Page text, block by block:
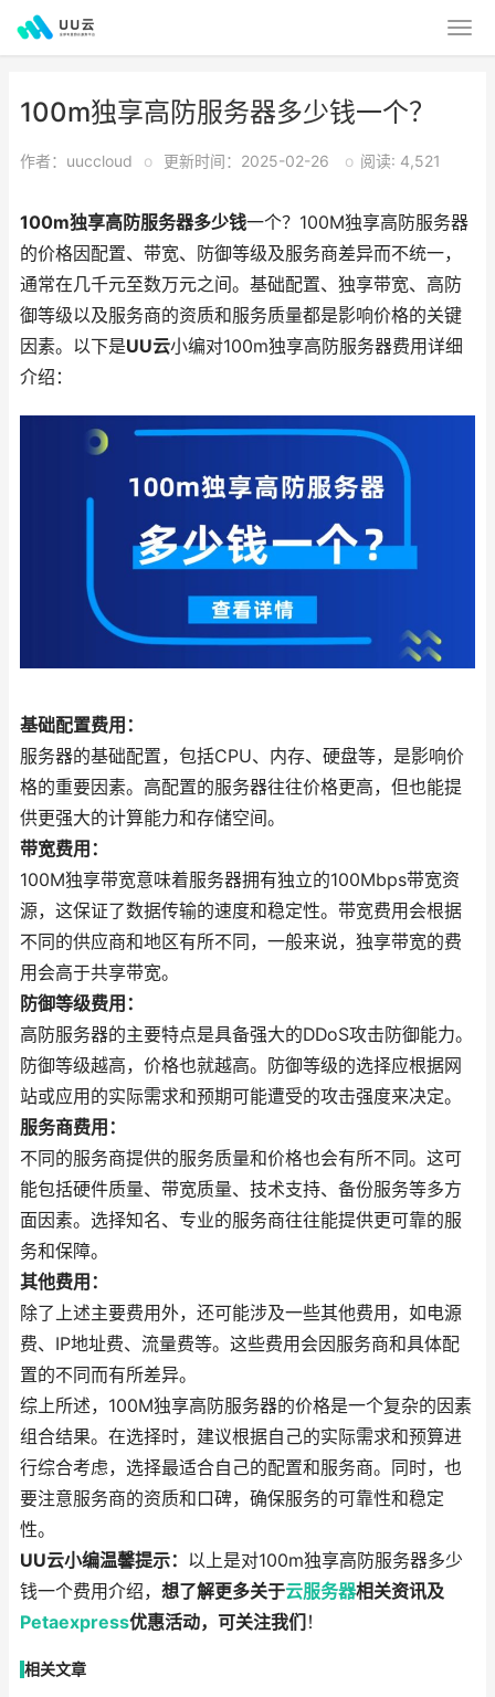
100m独享高防服务器多少钱一个？
作者：uuccloud o 更新时间：2025-02-26 o 阅读: 4,521
100m独享高防服务器多少钱一个？100M独享高防服务器
的价格因配置、带宽、防御等级及服务商差异而不统一，
通常在几千元至数万元之间。基础配置、独享带宽、高防
御等级以及服务商的资质和服务质量都是影响价格的关键
因素。以下是UU云小编对100m独享高防服务器费用详细
介绍：
基础配置费用：
服务器的基础配置，包括CPU、内存、硬盘等，是影响价
格的重要因素。高配置的服务器往往价格更高，但也能提
供更强大的计算能力和存储空间。
带宽费用：
100M独享带宽意味着服务器拥有独立的100Mbps带宽资
源，这保证了数据传输的速度和稳定性。带宽费用会根据
不同的供应商和地区有所不同，一般来说，独享带宽的费
用会高于共享带宽。
防御等级费用：
高防服务器的主要特点是具备强大的DDoS攻击防御能力。
防御等级越高，价格也就越高。防御等级的选择应根据网
站或应用的实际需求和预期可能遭受的攻击强度来决定。
服务商费用：
不同的服务商提供的服务质量和价格也会有所不同。这可
能包括硬件质量、带宽质量、技术支持、备份服务等多方
面因素。选择知名、专业的服务商往往能提供更可靠的服
务和保障。
其他费用：
除了上述主要费用外，还可能涉及一些其他费用，如电源
费、IP地址费、流量费等。这些费用会因服务商和具体配
置的不同而有所差异。
综上所述，100M独享高防服务器的价格是一个复杂的因素
组合结果。在选择时，建议根据自己的实际需求和预算进
行综合考虑，选择最适合自己的配置和服务商。同时，也
要注意服务商的资质和口碑，确保服务的可靠性和稳定
性。
UU云小编温馨提示： 以上是对100m独享高防服务器多少
钱一个费用介绍， 想了解更多关于云服务器相关资讯及
Petaexpress优惠活动，可关注我们 ！
相关文章